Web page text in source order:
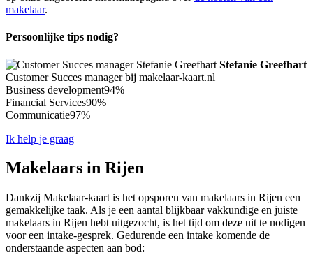
makelaar.
Persoonlijke tips nodig?
Stefanie Greefhart
Customer Succes manager bij makelaar-kaart.nl
Business development94%
Financial Services90%
Communicatie97%
Ik help je graag
Makelaars in Rijen
Dankzij Makelaar-kaart is het opsporen van makelaars in Rijen een
gemakkelijke taak. Als je een aantal blijkbaar vakkundige en juiste
makelaars in Rijen hebt uitgezocht, is het tijd om deze uit te nodigen
voor een intake-gesprek. Gedurende een intake komende de
onderstaande aspecten aan bod: